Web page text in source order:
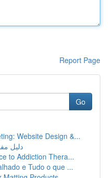
Report Page
Go
Website Design &...
دليل
to Addiction Thera...
e Tudo o que ...